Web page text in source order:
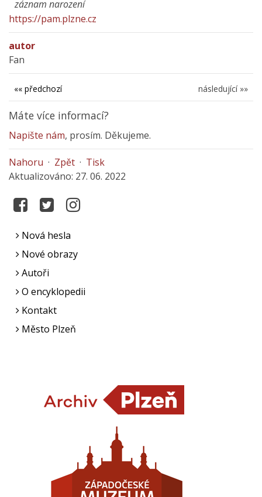
záznam narození
https://pam.plzne.cz
autor
Fan
následující »»
«« předchozí
Máte více informací?
Napište nám, prosím. Děkujeme.
Nahoru · Zpět · Tisk
Aktualizováno: 27. 06. 2022
Nová hesla
Nové obrazy
Autoři
O encyklopedii
Kontakt
Město Plzeň